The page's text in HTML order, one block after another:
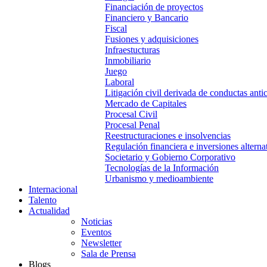
Financiación de proyectos
Financiero y Bancario
Fiscal
Fusiones y adquisiciones
Infraestucturas
Inmobiliario
Juego
Laboral
Litigación civil derivada de conductas
Mercado de Capitales
Procesal Civil
Procesal Penal
Reestructuraciones e insolvencias
Regulación financiera e inversiones
Societario y Gobierno Corporativo
Tecnologías de la Información
Urbanismo y medioambiente
Internacional
Talento
Actualidad
Noticias
Eventos
Newsletter
Sala de Prensa
Blogs